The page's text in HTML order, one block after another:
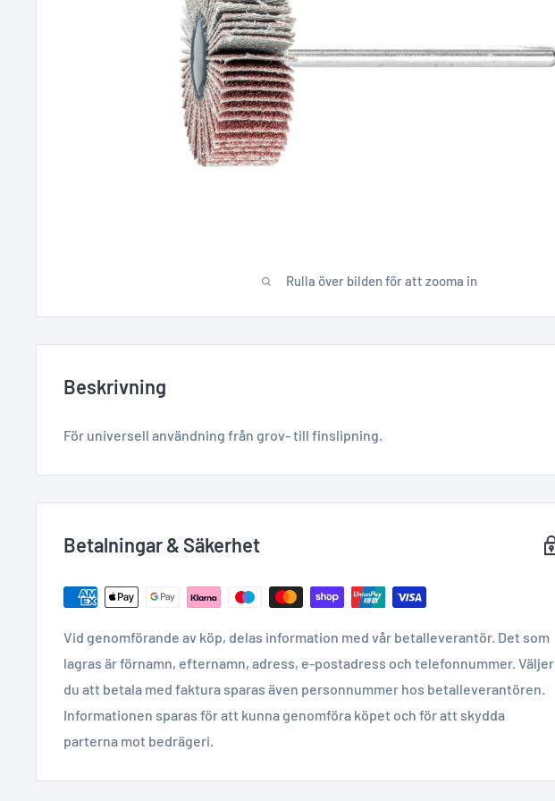
Rulla över bilden för att zooma in
Beskrivning
För universell användning från grov- till finslipning.
Betalningar & Säkerhet
Vid genomförande av köp, delas information med vår betalleverantör. Det som
lagras är förnamn, efternamn, adress, e-postadress och telefonnummer. Väljer
du att betala med faktura sparas även personnummer hos betalleverantören.
Informationen sparas för att kunna genomföra köpet och för att skydda
parterna mot bedrägeri.